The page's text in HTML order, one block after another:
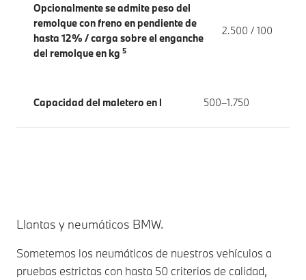
Opcionalmente se admite peso del
remolque con freno en pendiente de
hasta 12% / carga sobre el enganche
del remolque en kg 5
2.500 / 100
Capacidad del maletero en l 500–1.750
Llantas y neumáticos BMW.
Sometemos los neumáticos de nuestros vehículos a
pruebas estrictas con hasta 50 criterios de calidad,